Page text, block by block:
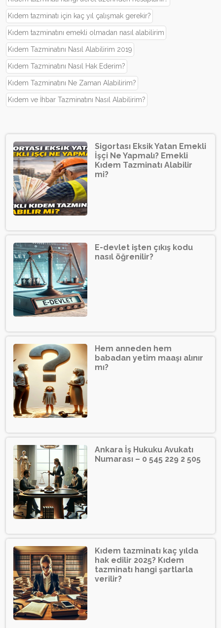
Kıdem tazminatı için kaç yıl çalışmak gerekir?
Kıdem tazminatını emekli olmadan nasıl alabilirim
Kıdem Tazminatını Nasıl Alabilirim 2019
Kıdem Tazminatını Nasıl Hak Ederim?
Kıdem Tazminatını Ne Zaman Alabilirim?
Kıdem ve İhbar Tazminatını Nasıl Alabilirim?
Sigortası Eksik Yatan Emekli
İşçi Ne Yapmalı? Emekli
Kıdem Tazminatı Alabilir
mi?
E-devlet işten çıkış kodu
nasıl öğrenilir?
Hem anneden hem
babadan yetim maaşı alınır
mı?
Ankara İş Hukuku Avukatı
Numarası – 0 545 229 2 505
Kıdem tazminatı kaç yılda
hak edilir 2025? Kıdem
tazminatı hangi şartlarla
verilir?